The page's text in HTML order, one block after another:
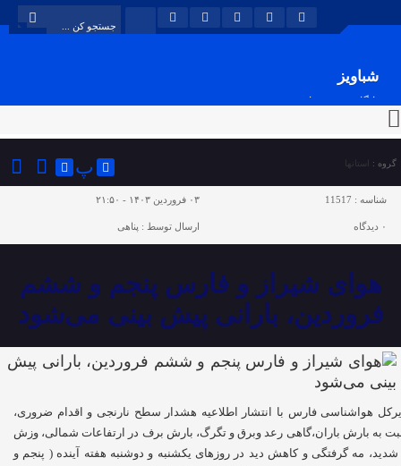
شباویز
پایگاه خبری شباویز
گروه : استانها پ
شناسه : 11517 ۰۳ فروردین ۱۴۰۳ - ۲۱:۵۰
۰ دیدگاه ارسال توسط : پناهی
هوای شیراز و فارس پنجم و ششم
فروردین، بارانی پیش بینی می‌شود
هواشناسی فارس با انتشار اطلاعیه هشدار سطح نارنجی و اقدام ضروری،
به بارش باران،گاهی رعد وبرق و تگرگ، بارش برف در ارتفاعات شمالی، وزش
شدید، مه گرفتگی و کاهش دید در روزهای یکشنبه و دوشنبه هفته آینده ( پنجم و